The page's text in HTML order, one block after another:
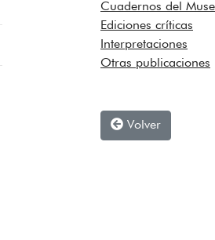
Cuadernos del
Ediciones críticas
Interpretaciones
Otras publicaciones
Volver